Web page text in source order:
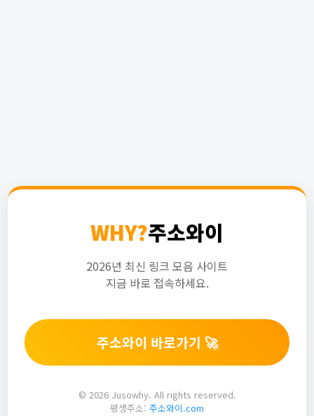
WHY?주소와이
2026년 최신 링크 모음 사이트
지금 바로 접속하세요.
주소와이 바로가기 🚀
© 2026 Jusowhy. All rights reserved.
평생주소: 주소와이.com